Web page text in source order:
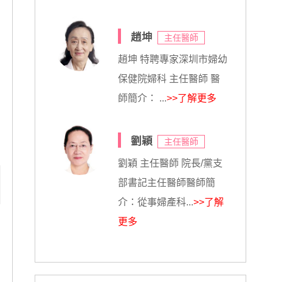
趙坤 主任醫師
趙坤 特聘專家深圳市婦幼
保健院婦科 主任醫師 醫
師簡介： ...>>了解更多
劉穎 主任醫師
劉穎 主任醫師 院長/黨支
部書記主任醫師醫師簡
介：從事婦產科...>>了解
更多